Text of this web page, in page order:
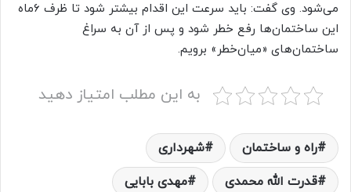
می‌‌شود. وی گفت: باید سرعت این اقدام بیشتر شود تا ظرف ۶ماه
این ساختمان‌ها رفع خطر شود و پس از آن به سراغ
ساختمان‌های «میان‌‌خطر» برویم.
به این مطلب امتیاز دهید
راه و ساختمان
شهرداری‌
قدرت الله محمدی
مهدی بابایی